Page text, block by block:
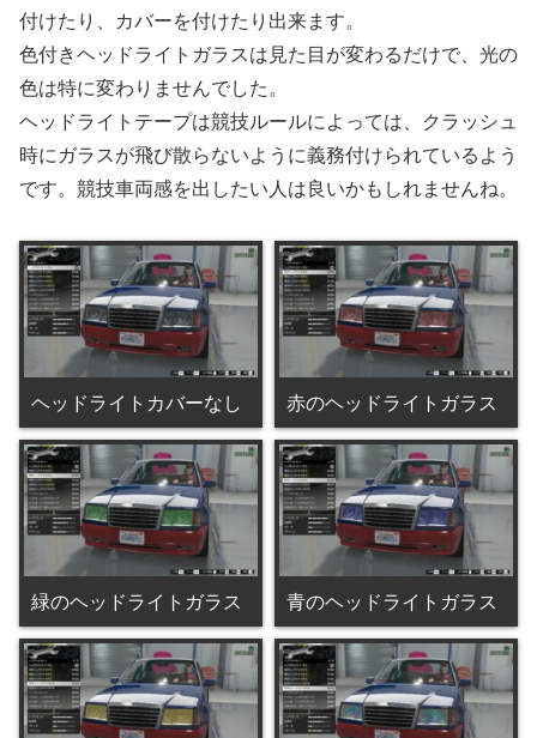
付けたり、カバーを付けたり出来ます。
色付きヘッドライトガラスは見た目が変わるだけで、光の
色は特に変わりませんでした。
ヘッドライトテープは競技ルールによっては、クラッシュ
時にガラスが飛び散らないように義務付けられているよう
です。競技車両感を出したい人は良いかもしれませんね。
ヘッドライトカバーなし 赤のヘッドライトガラス
緑のヘッドライトガラス 青のヘッドライトガラス